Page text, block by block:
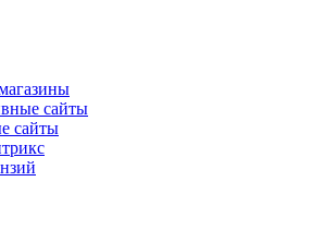
сайты
сайты